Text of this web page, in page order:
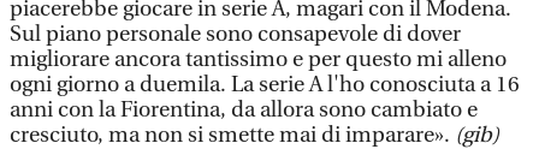
piacerebbe giocare in serie A, magari con il Modena.
Sul piano personale sono consapevole di dover
migliorare ancora tantissimo e per questo mi alleno
ogni giorno a duemila. La serie A l'ho conosciuta a 16
anni con la Fiorentina, da allora sono cambiato e
cresciuto, ma non si smette mai di imparare». (gib)